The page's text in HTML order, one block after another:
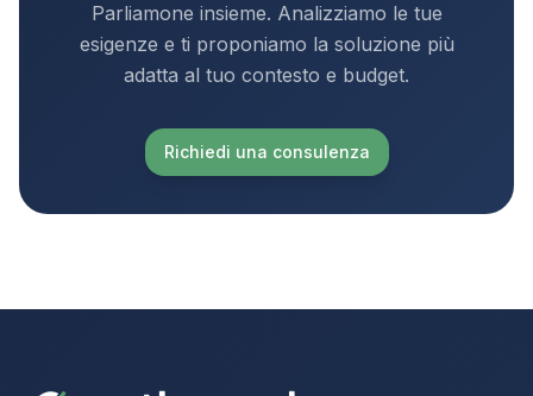
Parliamone insieme. Analizziamo le tue
esigenze e ti proponiamo la soluzione più
adatta al tuo contesto e budget.
Richiedi una consulenza